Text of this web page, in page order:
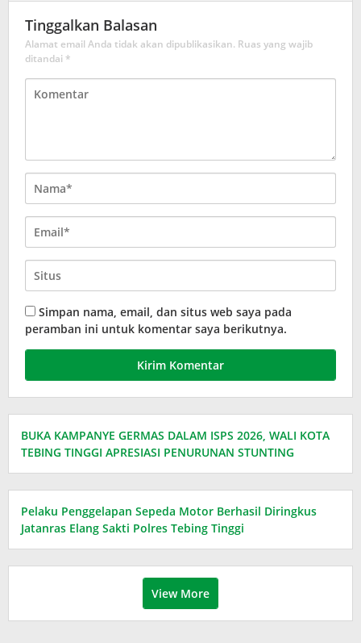
Tinggalkan Balasan
Alamat email Anda tidak akan dipublikasikan. Ruas yang wajib
ditandai *
Simpan nama, email, dan situs web saya pada
peramban ini untuk komentar saya berikutnya.
BUKA KAMPANYE GERMAS DALAM ISPS 2026, WALI KOTA
TEBING TINGGI APRESIASI PENURUNAN STUNTING
Pelaku Penggelapan Sepeda Motor Berhasil Diringkus
Jatanras Elang Sakti Polres Tebing Tinggi
View More